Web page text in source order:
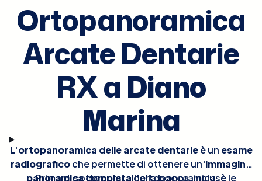
Ortopanoramica
Arcate Dentarie
RX a Diano
Marina
L'ortopanoramica delle arcate dentarieè un esame
radiograficoche permette di ottenere un'immagine
panoramica completadella bocca, incluse le
Prima di sottoporsi all'ortopanoramica, è